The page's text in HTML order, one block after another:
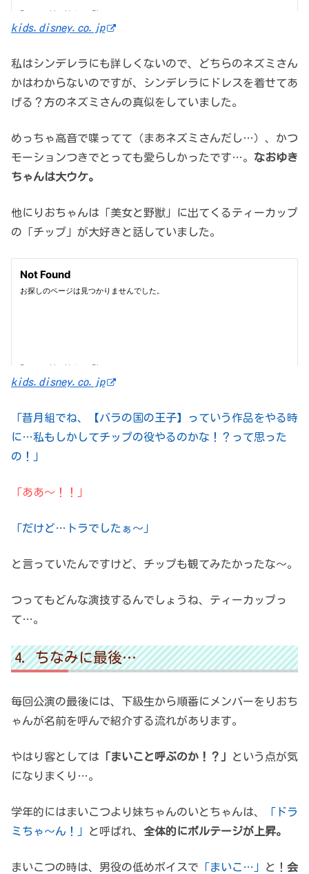
kids.disney.co.jp
私はシンデレラにも詳しくないので、どちらのネズミさん
かはわからないのですが、シンデレラにドレスを着せてあ
げる？方のネズミさんの真似をしていました。
めっちゃ高音で喋ってて（まあネズミさんだし…）、かつ
モーションつきでとっても愛らしかったです…。 なおゆき
ちゃんは大ウケ。
他にりおちゃんは「美女と野獣」に出てくるティーカップ
の「チップ」が大好きと話していました。
kids.disney.co.jp
「昔月組でね、【バラの国の王子】っていう作品をやる時
に…私もしかしてチップの役やるのかな！？って思った
の！」
「ああ～！！」
「だけど…トラでしたぁ～」
と言っていたんですけど、チップも観てみたかったな～。
つってもどんな演技するんでしょうね、ティーカップっ
て…。
ちなみに最後…
毎回公演の最後には、下級生から順番にメンバーをりおち
ゃんが名前を呼んで紹介する流れがあります。
やはり客としては 「まいこと呼ぶのか！？」
という点が気
になりまくり…。
学年的にはまいこつより妹ちゃんのいとちゃんは、
「ドラ
ミちゃ～ん！」
と呼ばれ、 全体的にボルテージが上昇。
まいこつの時は、男役の低めボイスで 「まいこ…」 と！ 会